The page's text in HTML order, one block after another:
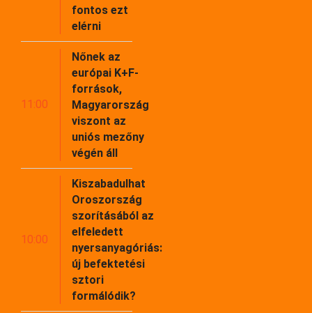
fontos ezt
elérni
11:00
Nőnek az
európai K+F-
források,
Magyarország
viszont az
uniós mezőny
végén áll
10:00
Kiszabadulhat
Oroszország
szorításából az
elfeledett
nyersanyagóriás:
új befektetési
sztori
formálódik?